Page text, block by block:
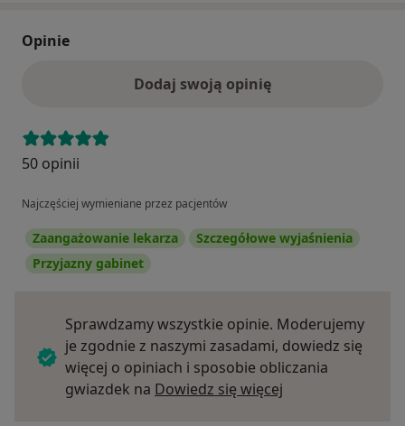
Opinie
Dodaj swoją opinię
50 opinii
Najczęściej wymieniane przez pacjentów
Zaangażowanie lekarza
Szczegółowe wyjaśnienia
Przyjazny gabinet
Sprawdzamy wszystkie opinie. Moderujemy
je zgodnie z naszymi zasadami, dowiedz się
więcej o opiniach i sposobie obliczania
gwiazdek na Dowiedz się więcej